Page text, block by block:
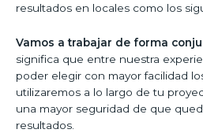
resultados en locales como los
Vamos a trabajar de forma
significa que entre nuestra
poder elegir con mayor facilidad
utilizaremos a lo largo de tu
una mayor seguridad de que
resultados.